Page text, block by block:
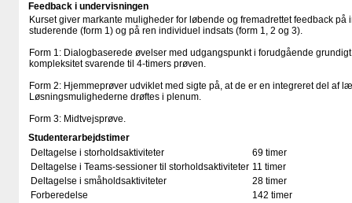
Feedback i undervisningen
Kurset giver markante muligheder for løbende og fremadrettet feedback
studerende (form 1) og på ren individuel indsats (form 1, 2 og 3).
Form 1: Dialogbaserede øvelser med udgangspunkt i forudgående
kompleksitet svarende til 4-timers prøven.
Form 2: Hjemmeprøver udviklet med sigte på, at de er en integreret del af
Løsningsmulighederne drøftes i plenum.
Form 3: Midtvejsprøve.
Studenterarbejdstimer
Deltagelse i storholdsaktiviteter
69 timer
Deltagelse i Teams-sessioner til storholdsaktiviteter 11 timer
Deltagelse i småholdsaktiviteter
28 timer
Forberedelse
142 timer